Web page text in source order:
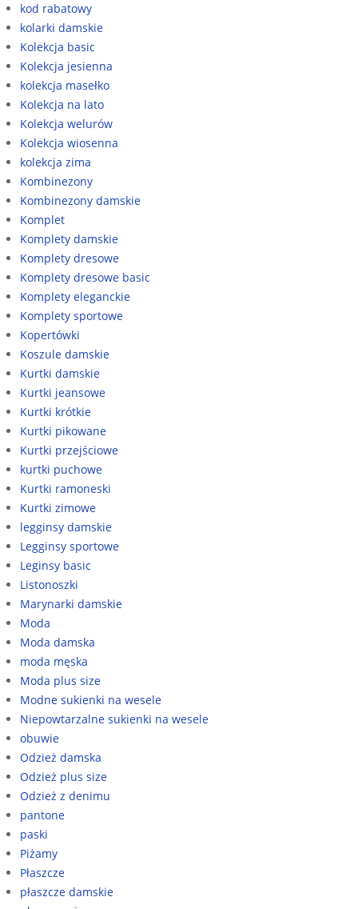
kod rabatowy
kolarki damskie
Kolekcja basic
Kolekcja jesienna
kolekcja masełko
Kolekcja na lato
Kolekcja welurów
Kolekcja wiosenna
kolekcja zima
Kombinezony
Kombinezony damskie
Komplet
Komplety damskie
Komplety dresowe
Komplety dresowe basic
Komplety eleganckie
Komplety sportowe
Kopertówki
Koszule damskie
Kurtki damskie
Kurtki jeansowe
Kurtki krótkie
Kurtki pikowane
Kurtki przejściowe
kurtki puchowe
Kurtki ramoneski
Kurtki zimowe
legginsy damskie
Legginsy sportowe
Leginsy basic
Listonoszki
Marynarki damskie
Moda
Moda damska
moda męska
Moda plus size
Modne sukienki na wesele
Niepowtarzalne sukienki na wesele
obuwie
Odzież damska
Odzież plus size
Odzież z denimu
pantone
paski
Piżamy
Płaszcze
płaszcze damskie